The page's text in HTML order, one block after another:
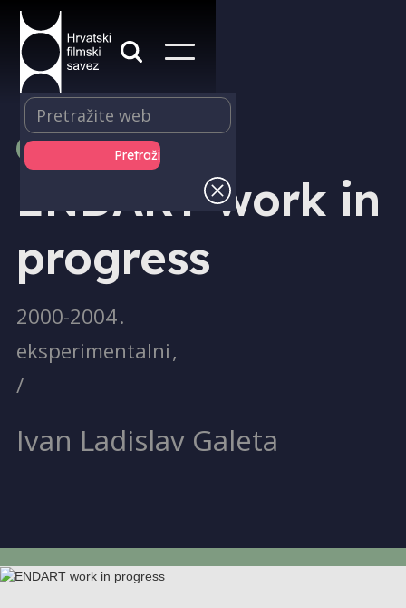
PRODUKCIJA
ENDART work in
progress
2000-2004.
eksperimentalni,
/
Ivan Ladislav Galeta